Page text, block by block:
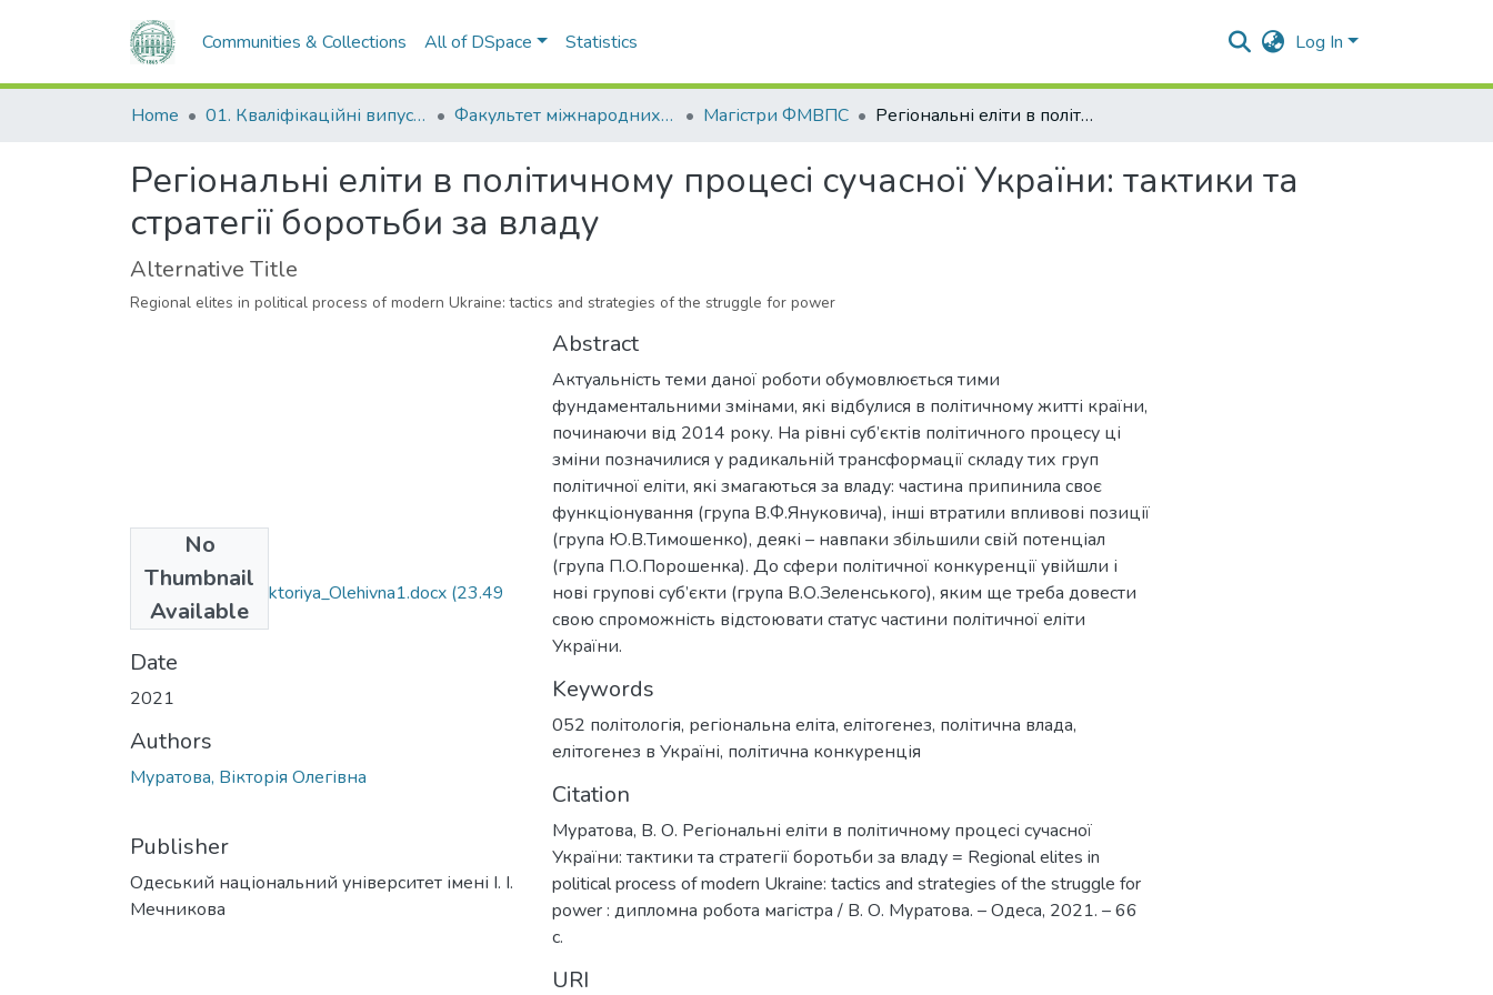
Communities & Collections All of DSpace Statistics Log In
Home 01. Кваліфікаційні випускні роботи здобувачів вищої освіти Факультет міжнародних відносин, політології та соціології Магістри ФМВПС Регіональні еліти в політичному процесі сучасної України: тактики та стратегії боротьби за владу
Регіональні еліти в політичному процесі сучасної України: тактики та
стратегії боротьби за владу
Alternative Title
Regional elites in political process of modern Ukraine: tactics and strategies of the struggle for power
No
Thumbnail
Available
052_Muratova_Viktoriya_Olehivna1.docx (23.49
KB)
Date
2021
Authors
Муратова, Вікторія Олегівна
Publisher
Одеський національний університет імені І. І.
Мечникова
Abstract
Актуальність теми даної роботи обумовлюється тими
фундаментальними змінами, які відбулися в політичному житті країни,
починаючи від 2014 року. На рівні суб’єктів політичного процесу ці
зміни позначилися у радикальній трансформації складу тих груп
політичної еліти, які змагаються за владу: частина припинила своє
функціонування (група В.Ф.Януковича), інші втратили впливові позиції
(група Ю.В.Тимошенко), деякі – навпаки збільшили свій потенціал
(група П.О.Порошенка). До сфери політичної конкуренції увійшли і
нові групові суб’єкти (група В.О.Зеленського), яким ще треба довести
свою спроможність відстоювати статус частини політичної еліти
України.
Keywords
052 політологія, регіональна еліта, елітогенез, політична влада,
елітогенез в Україні, політична конкуренція
Citation
Муратова, В. О. Регіональні еліти в політичному процесі сучасної
України: тактики та стратегії боротьби за владу = Regional elites in
political process of modern Ukraine: tactics and strategies of the struggle for
power : дипломна робота магістра / В. О. Муратова. – Одеса, 2021. – 66
с.
URI